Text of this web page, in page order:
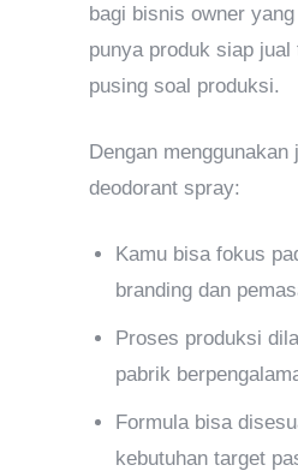
bagi bisnis owner
punya produk siap jual
pusing soal produksi.
Dengan menggunakan
deodorant spray:
Kamu bisa fokus
branding dan
Proses produksi
pabrik
Formula bisa
kebutuhan target